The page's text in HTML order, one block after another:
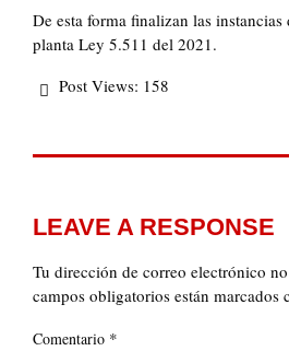
De esta forma finalizan las instancias
planta Ley 5.511 del 2021.
Post Views: 158
LEAVE A RESPONSE
Tu dirección de correo electrónico
campos obligatorios están marcados
Comentario *